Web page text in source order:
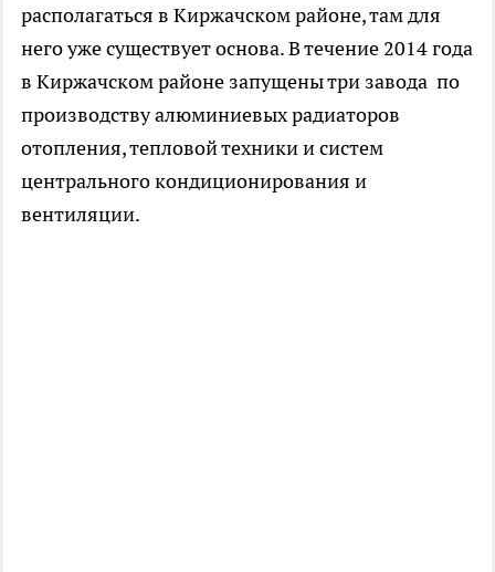
располагаться в Киржачском районе, там для
него уже существует основа. В течение 2014 года
в Киржачском районе запущены три завода ­ по
производству алюминиевых радиаторов
отопления, тепловой техники и систем
центрального кондиционирования и
вентиляции.